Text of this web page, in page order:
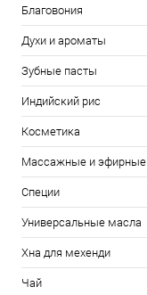
Благовония
Духи и ароматы
Зубные пасты
Индийский рис
Косметика
Массажные и
Специи
Универсальные масла
Хна для мехенди
Чай